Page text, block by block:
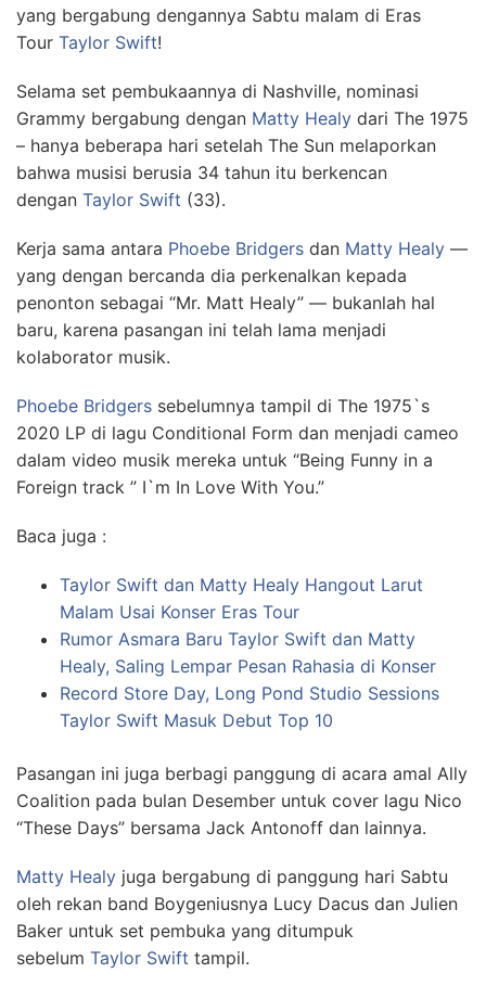
yang bergabung dengannya Sabtu malam di Eras
Tour Taylor Swift!
Selama set pembukaannya di Nashville, nominasi
Grammy bergabung dengan Matty Healy dari The 1975
– hanya beberapa hari setelah The Sun melaporkan
bahwa musisi berusia 34 tahun itu berkencan
dengan Taylor Swift (33).
Kerja sama antara Phoebe Bridgers dan Matty Healy —
yang dengan bercanda dia perkenalkan kepada
penonton sebagai “Mr. Matt Healy” — bukanlah hal
baru, karena pasangan ini telah lama menjadi
kolaborator musik.
Phoebe Bridgers sebelumnya tampil di The 1975`s
2020 LP di lagu Conditional Form dan menjadi cameo
dalam video musik mereka untuk “Being Funny in a
Foreign track ” I`m In Love With You.”
Baca juga :
Taylor Swift dan Matty Healy Hangout Larut
Malam Usai Konser Eras Tour
Rumor Asmara Baru Taylor Swift dan Matty
Healy, Saling Lempar Pesan Rahasia di Konser
Record Store Day, Long Pond Studio Sessions
Taylor Swift Masuk Debut Top 10
Pasangan ini juga berbagi panggung di acara amal Ally
Coalition pada bulan Desember untuk cover lagu Nico
“These Days” bersama Jack Antonoff dan lainnya.
Matty Healy juga bergabung di panggung hari Sabtu
oleh rekan band Boygeniusnya Lucy Dacus dan Julien
Baker untuk set pembuka yang ditumpuk
sebelum Taylor Swift tampil.